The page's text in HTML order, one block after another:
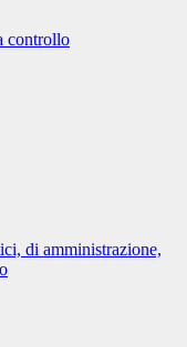
controllo
di amministrazione,